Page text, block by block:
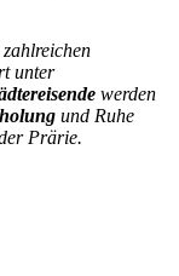
unter
werden
und Ruhe
Prärie.